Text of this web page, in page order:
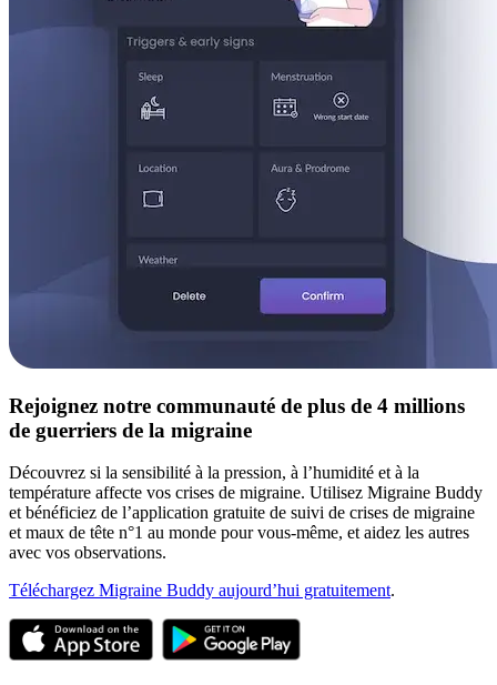
Rejoignez notre communauté de plus de 4 millions
de guerriers de la migraine
Découvrez si la sensibilité à la pression, à l’humidité et à la
température affecte vos crises de migraine. Utilisez Migraine Buddy
et bénéficiez de l’application gratuite de suivi de crises de migraine
et maux de tête n°1 au monde pour vous-même, et aidez les autres
avec vos observations.
Téléchargez Migraine Buddy aujourd’hui gratuitement.